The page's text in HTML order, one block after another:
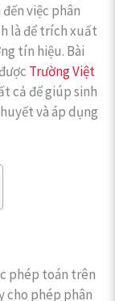
việc phân
là để trích xuất
tín hiệu. Bài
Trường Việt
cả để giúp sinh
và áp dụng
phép toán trên
cho phép phân